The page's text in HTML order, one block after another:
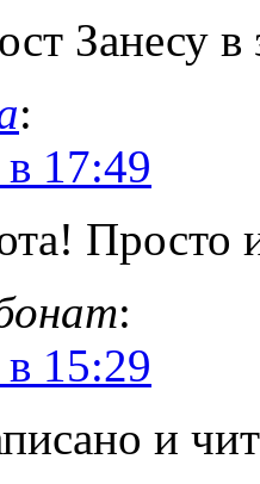
Занесу в
:
17:49
Просто
:
15:29
и